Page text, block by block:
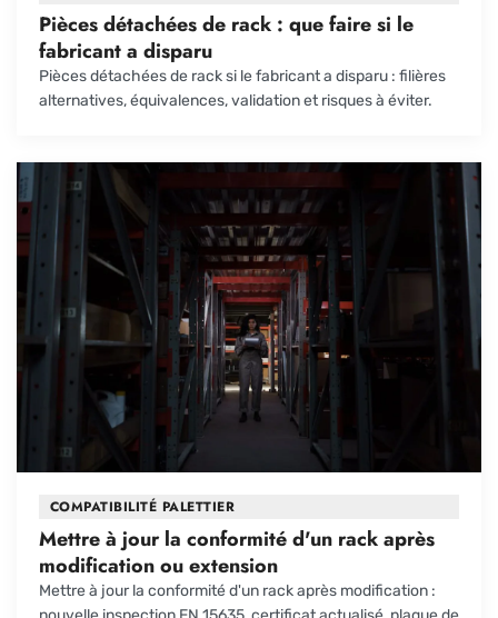
Pièces détachées de rack : que faire si le
fabricant a disparu
Pièces détachées de rack si le fabricant a disparu : filières
alternatives, équivalences, validation et risques à éviter.
COMPATIBILITÉ PALETTIER
Mettre à jour la conformité d'un rack après
modification ou extension
Mettre à jour la conformité d'un rack après modification :